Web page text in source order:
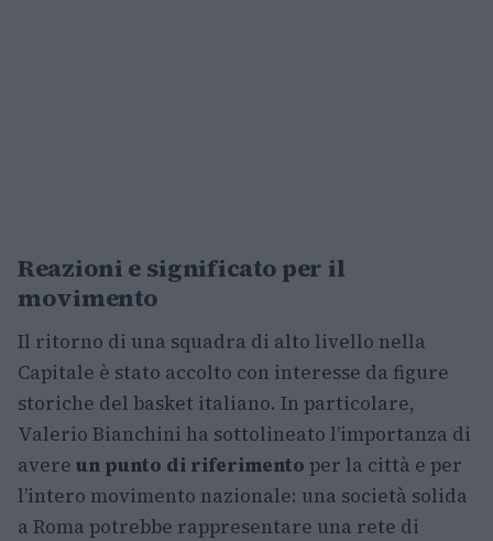
Reazioni e significato per il
movimento
Il ritorno di una squadra di alto livello nella
Capitale è stato accolto con interesse da figure
storiche del basket italiano. In particolare,
Valerio Bianchini ha sottolineato l’importanza di
avere un punto di riferimento per la città e per
l’intero movimento nazionale: una società solida
a Roma potrebbe rappresentare una rete di